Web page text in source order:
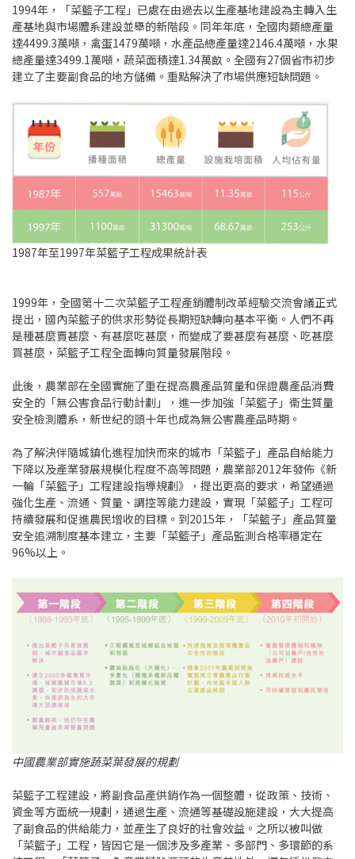
1994年，「菜籃子工程」已處在由過去以生產基地建設為主轉入生
產基地與市場體系建設並舉的新階段。同年年底，全國肉類總產量
達4499.3萬噸，禽蛋1479萬噸，水產品總產量達2146.4萬噸，水果
總產量達3499.1萬噸，蔬菜面積達1.34萬畝。全國有27個省市初步
建立了主要副食品的地方儲備。重點解決了市場供應短缺問題。
1987年至1997年菜籃子工程成果統計表
1999年，全國第十二次菜籃子工程產銷體制改革經驗交流會議正式
提出，國內菜籃子的供求形勢從長期短缺轉向基本平衡。人們不再
是種甚麼賣甚麼、有甚麼吃甚麼，而變成了要甚麼有甚麼、吃甚麼
買甚麼，菜籃子工程全面轉向質量發展階段。
此後，農業部在全國實施了重在提高農產品質量和保證農產品消費
安全的「無公害食品行動計劃」，進一步加強「菜籃子」衞生質量
安全檢測體系，新世紀的頭十年也成為無公害農產品時期。
為了解決伴隨城鎮化進程加快而來的城市「菜籃子」產品自給能力
下降以及產業發展規模化程度不高等問題，農業部2012年發佈《新
一輪「菜籃子」工程建設指導規劃》，提出更高的要求，希望通過
強化生產、流通、質量、調控等能力建設，實現「菜籃子」工程可
持續發展和促進農民增收的目標。到2015年，「菜籃子」產品質量
安全追溯制度基本建立，主要「菜籃子」產品監測合格率穩定在
96%以上。
中國農業部實施蔬菜葉發展的規劃
菜籃子工程建設，將副食品產供銷作為一個整體，從政策、技術、
資金等方面統一規劃，通過生產、流通等基礎設施建設，大大提高
了副食品的供給能力，並產生了良好的社會效益。之所以被叫做
「菜籃子」工程，皆因它是一個涉及多產業、多部門、多環節的系